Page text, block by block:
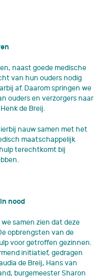
naast goede medische
van hun ouders nodig
af. Daarom springen we
ouders en verzorgers naar
de Breij.
nauw samen met het
maatschappelijk
terechtkomt bij
nood
samen zien dat deze
opbrengsten van de
voor getroffen gezinnen.
initiatief, gedragen
de Breij, Hans van
burgemeester Sharon